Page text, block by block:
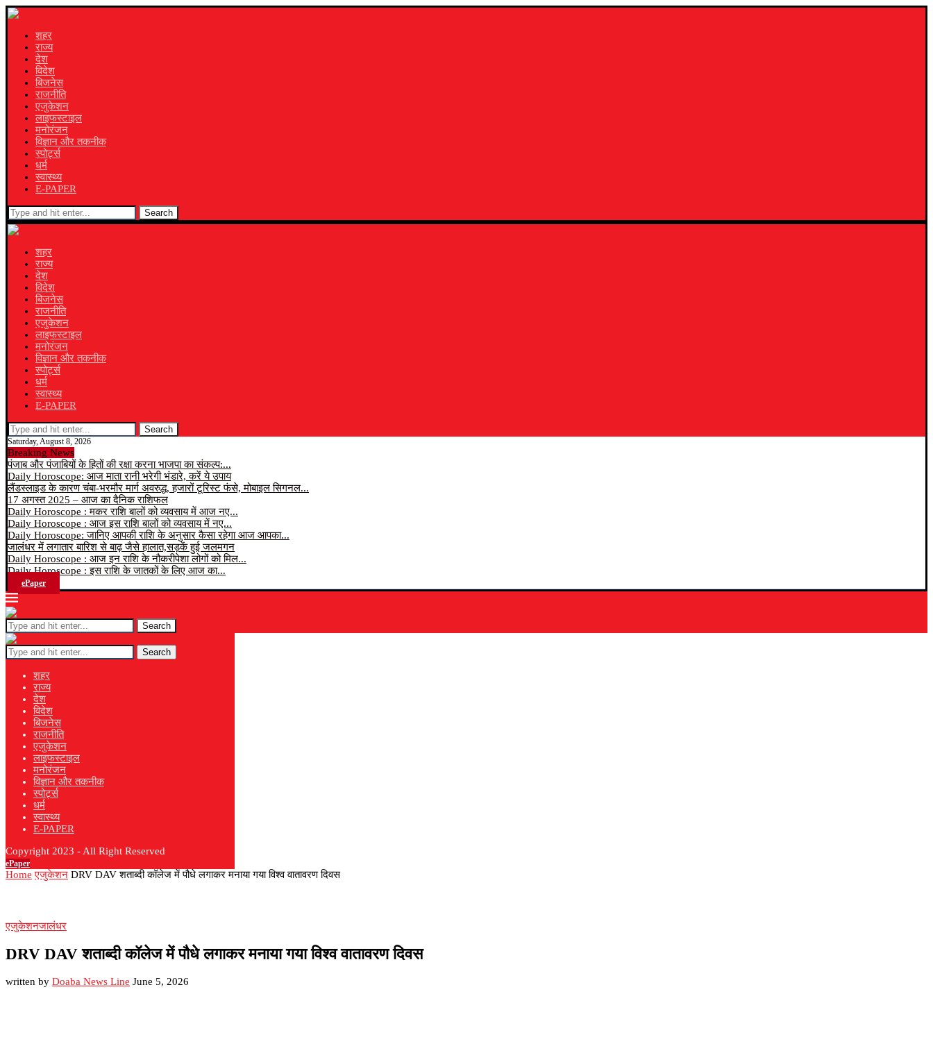
शहर
राज्य
देश
विदेश
बिजनेस
राजनीति
एजुकेशन
लाइफस्टाइल
मनोरंजन
विज्ञान और तकनीक
स्पोर्ट्स
धर्म
स्वास्थ्य
E-PAPER
Search
शहर
राज्य
देश
विदेश
बिजनेस
राजनीति
एजुकेशन
लाइफस्टाइल
मनोरंजन
विज्ञान और तकनीक
स्पोर्ट्स
धर्म
स्वास्थ्य
E-PAPER
Search
Saturday, August 8, 2026
Breaking News
पंजाब और पंजाबियों के हितों की रक्षा करना भाजपा का संकल्प:...
Daily Horoscope: आज माता रानी भरेगी भंडारे, करें ये उपाय
लैंडस्लाइड के कारण चंबा-भरमौर मार्ग अवरुद्ध, हजारों टूरिस्ट फंसे, मोबाइल सिगनल...
17 अगस्त 2025 – आज का दैनिक राशिफल
Daily Horoscope : मकर राशि बालों को व्यवसाय में आज नए...
Daily Horoscope : आज इस राशि बालों को व्यवसाय में नए...
Daily Horoscope: जानिए आपकी राशि के अनुसार कैसा रहेगा आज आपका...
जालंधर में लगातार बारिश से बाढ़ जैसे हालात,सड़कें हुई जलमगन
Daily Horoscope : आज इन राशि के नौकरीपेशा लोगों को मिल...
Daily Horoscope : इस राशि के जातकों के लिए आज का...
ePaper
Search
Search
शहर
राज्य
देश
विदेश
बिजनेस
राजनीति
एजुकेशन
लाइफस्टाइल
मनोरंजन
विज्ञान और तकनीक
स्पोर्ट्स
धर्म
स्वास्थ्य
E-PAPER
Copyright 2023 - All Right Reserved
ePaper
Home एजुकेशन DRV DAV शताब्दी कॉलेज में पौधे लगाकर मनाया गया विश्व वातावरण दिवस
एजुकेशनजालंधर
DRV DAV शताब्दी कॉलेज में पौधे लगाकर मनाया गया विश्व वातावरण दिवस
written by Doaba News Line June 5, 2026